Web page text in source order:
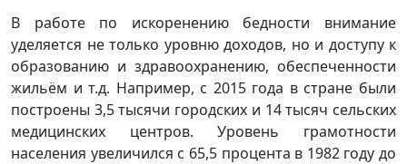
В работе по искоренению бедности внимание
уделяется не только уровню доходов, но и доступу к
образованию и здравоохранению, обеспеченности
жильём и т.д. Например, с 2015 года в стране были
построены 3,5 тысячи городских и 14 тысяч сельских
медицинских центров. Уровень грамотности
населения увеличился с 65,5 процента в 1982 году до